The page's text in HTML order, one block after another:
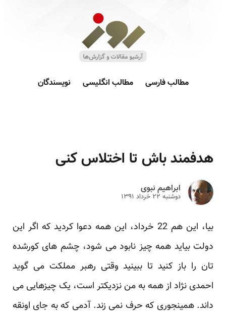
مطالب فارسی مطالب انگلیسی نویسندگان
هدفمند باش تا اختلاس کنی
ابراهیم نبوی
دوشنبه ۲۲ خرداد ۱۳۹۱
بیا، این هم 22 خرداد، این همه دعوا کردید که اگر این
دولت بیاید همه چیز نابود می شود، چشم های کورشده
تان را باز کنید تا ببینید وقتی رهبر مملکت می گوید
احمدی نژاد از همه به من نزدیکتر است، یک چیزهایی می
داند. همینجوری که حرف نمی زند. آدمی که به جای اونقه